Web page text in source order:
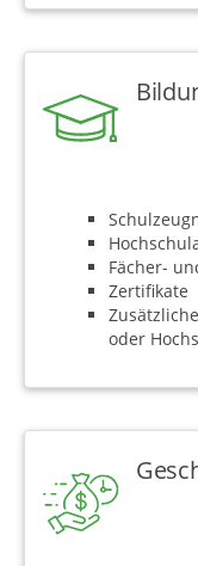
Fächer-
Zertifikate
oder